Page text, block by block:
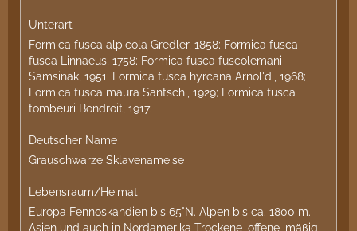
Unterart
Formica fusca alpicola Gredler, 1858; Formica fusca
fusca Linnaeus, 1758; Formica fusca fuscolemani
Samsinak, 1951; Formica fusca hyrcana Arnol'di, 1968;
Formica fusca maura Santschi, 1929; Formica fusca
tombeuri Bondroit, 1917;
Deutscher Name
Grauschwarze Sklavenameise
Lebensraum/Heimat
Europa Fennoskandien bis 65°N. Alpen bis ca. 1800 m.
Asien und auch in Nordamerika Trockene, offene, mäßig